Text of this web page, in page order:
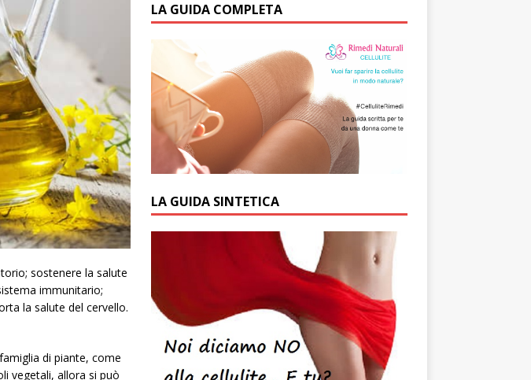
sostenere la salute
immunitario;
la salute del cervello.
di piante, come
vegetali, allora si può
LA GUIDA COMPLETA
LA GUIDA SINTETICA